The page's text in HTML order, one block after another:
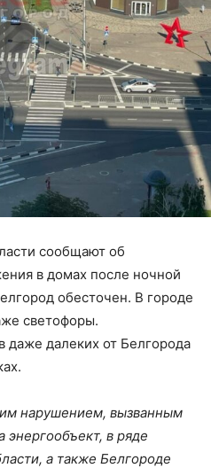
сообщают об
в домах после ночной
обесточен. В городе
светофоры.
даже далеких от Белгорода
нарушением, вызванным
в ряде
а также Белгороде